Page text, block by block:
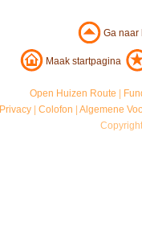
Ga
Maak startpagina
Open Huizen Route
Privacy |Colofon |Algemene